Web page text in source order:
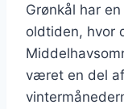
Grønkål har
oldtiden, hvor
været en del